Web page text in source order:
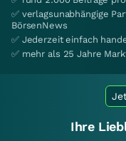
✅ verlagsunabhängige
BörsenNews
✅ Jederzeit einfach
✅ mehr als 25 Jahre
Ihre